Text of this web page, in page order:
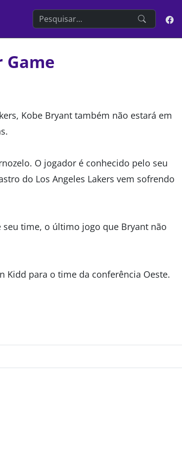
Search the website
Game
Kobe Bryant também não estará em
O jogador é conhecido pelo seu
do Los Angeles Lakers vem sofrendo
time, o último jogo que Bryant não
Kidd para o time da conferência Oeste.